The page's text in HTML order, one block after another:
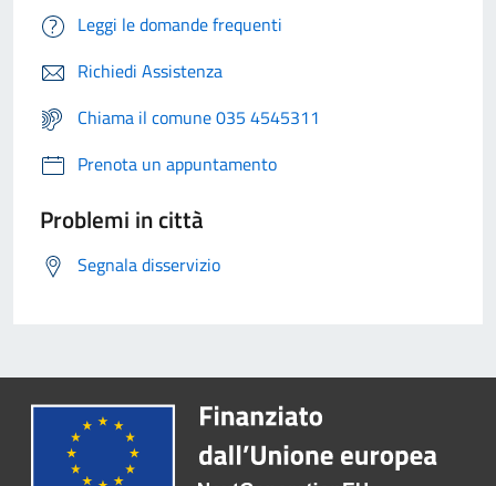
Leggi le domande frequenti
Richiedi Assistenza
Chiama il comune 035 4545311
Prenota un appuntamento
Problemi in città
Segnala disservizio